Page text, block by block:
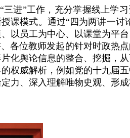
进”工作，充分掌握线上学
课模式。通过“四为两讲一讨
以员工为中心、以课堂为平
各位教师发起的针对时政热
化舆论信息的整合、挖掘，
权威解析，例如党的十九届五
力、深入理解唯物史观、形成